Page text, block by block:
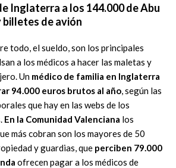
Inglaterra a los 144.000 de Abu
billetes de avión
todo, el sueldo, son los principales
a los médicos a hacer las maletas y
Un médico de familia en Inglaterra
94.000 euros brutos al año , según las
que hay en las webs de los
En la Comunidad Valenciana los
más cobran son los mayores de 50
y guardias, que perciben 79.000
ofrecen pagar a los médicos de